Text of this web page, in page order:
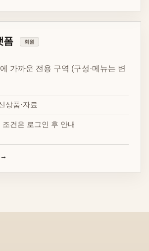
폼 회원
가까운 전용 구역 (구성·메뉴는 변
상품·자료
조건은 로그인 후 안내
→